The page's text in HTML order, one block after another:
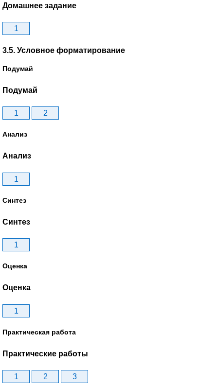
Домашнее задание
1
3.5. Условное форматирование
Подумай
Подумай
1 2
Анализ
Анализ
1
Синтез
Синтез
1
Оценка
Оценка
1
Практическая работа
Практические работы
1 2 3